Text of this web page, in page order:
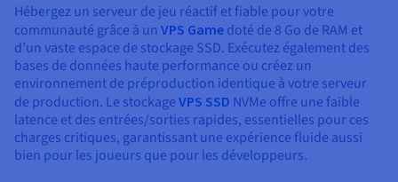
Hébergez un serveur de jeu réactif et fiable pour votre
communauté grâce à un VPS Game doté de 8 Go de RAM et
d’un vaste espace de stockage SSD. Exécutez également des
bases de données haute performance ou créez un
environnement de préproduction identique à votre serveur
de production. Le stockage VPS SSD NVMe offre une faible
latence et des entrées/sorties rapides, essentielles pour ces
charges critiques, garantissant une expérience fluide aussi
bien pour les joueurs que pour les développeurs.